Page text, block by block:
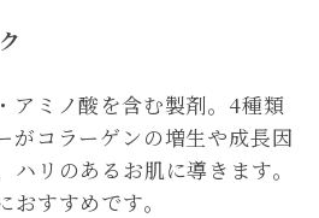
アミノ酸を含む製剤。4種類
がコラーゲンの増生や成長因
リのあるお肌に導きます。
すすめです。